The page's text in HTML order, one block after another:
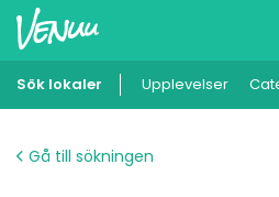
Sök lokaler Upplevelser
Gå till sökningen